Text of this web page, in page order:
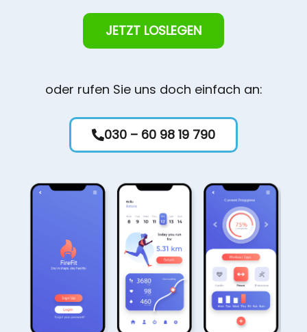
JETZT LOSLEGEN
oder rufen Sie uns doch einfach an:
030 – 60 98 19 790